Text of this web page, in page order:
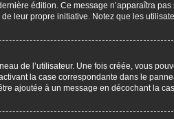
édition. Ce message n’apparaîtra
leur propre initiative. Notez que les
de l’utilisateur. Une fois créée, vous
la case correspondante dans le
ajoutée à un message en décochant la